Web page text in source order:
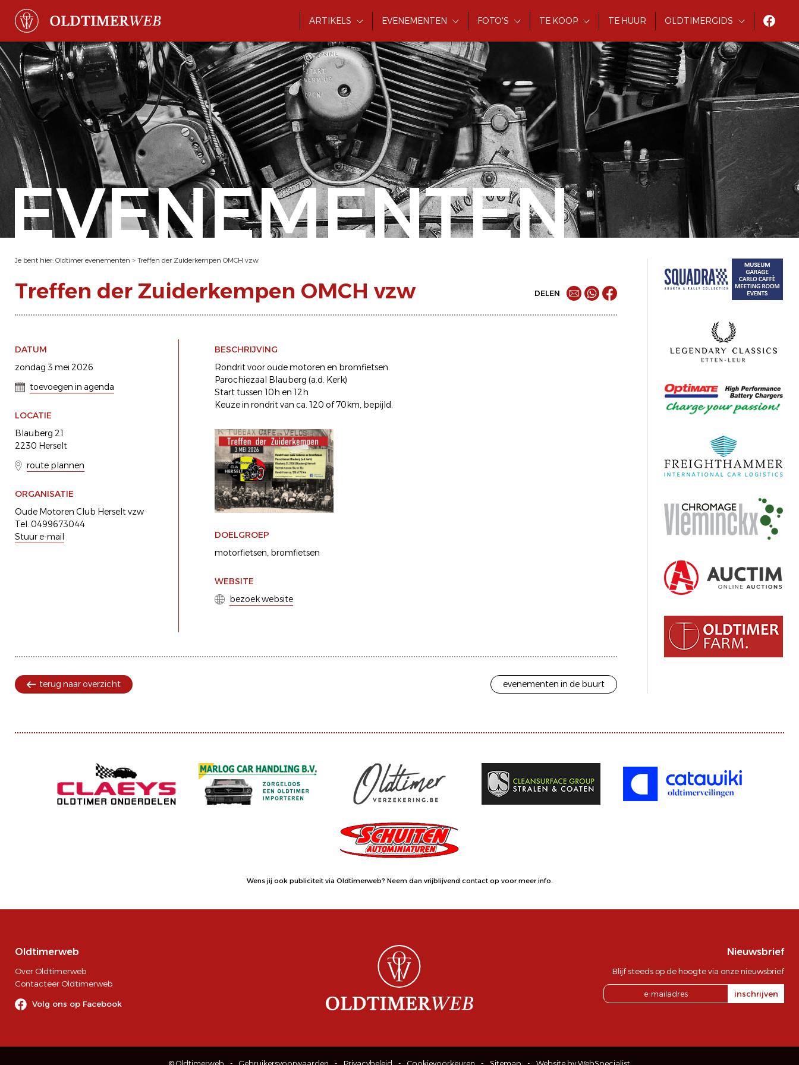
ARTIKELS EVENEMENTEN FOTO'S TE KOOP TE HUUR OLDTIMERGIDS
EVENEMENTEN
Je bent hier: Oldtimer evenementen > Treffen der Zuiderkempen OMCH vzw
Treffen der Zuiderkempen OMCH vzw DELEN
DATUM
zondag 3 mei 2026
toevoegen in agenda
LOCATIE
Blauberg 21
2230 Herselt
route plannen
ORGANISATIE
Oude Motoren Club Herselt vzw
Tel. 0499673044
Stuur e-mail
BESCHRIJVING
Rondrit voor oude motoren en bromfietsen.
Parochiezaal Blauberg (a.d. Kerk)
Start tussen 10h en 12h
Keuze in rondrit van ca. 120 of 70km, bepijld.
DOELGROEP
motorfietsen bromfietsen
WEBSITE
bezoek website
terug naar overzicht evenementen in de buurt
Wens jij ook publiciteit via Oldtimerweb? Neem dan vrijblijvend contact op voor meer info.
Oldtimerweb
Over Oldtimerweb
Contacteer Oldtimerweb
Volg ons op Facebook
Nieuwsbrief
Blijf steeds op de hoogte via onze nieuwsbrief
inschrijven